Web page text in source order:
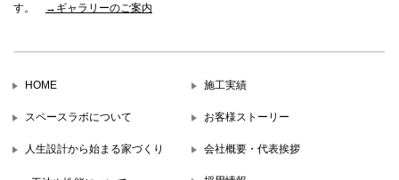
す。
→ギャラリーのご案内
HOME
スペースラボについて
人生設計から始まる家づくり
施工実績
お客様ストーリー
会社概要・代表挨拶